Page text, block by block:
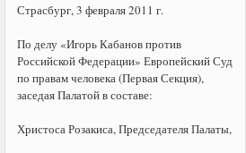
Страсбург, 3 февраля 2011 г.
По делу «Игорь Кабанов против
Российской Федерации» Европейский Суд
по правам человека (Первая Секция),
заседая Палатой в составе:
Христоса Розакиса, Председателя Палаты,